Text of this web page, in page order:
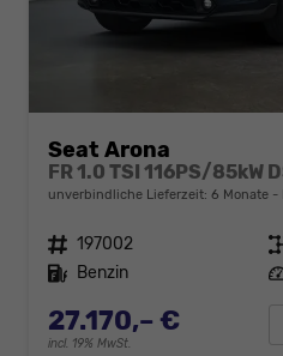
Seat Arona
FR 1.0 TSI 116PS/85kW
unverbindliche Lieferzeit: 6 Monate
Fahrzeugnr. 197002
Kraftstoff Benzin
27.170,– €
incl. 19% MwSt.